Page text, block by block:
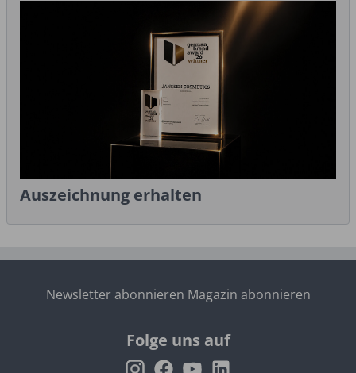
Auszeichnung erhalten
Newsletter abonnieren Magazin abonnieren
Folge uns auf